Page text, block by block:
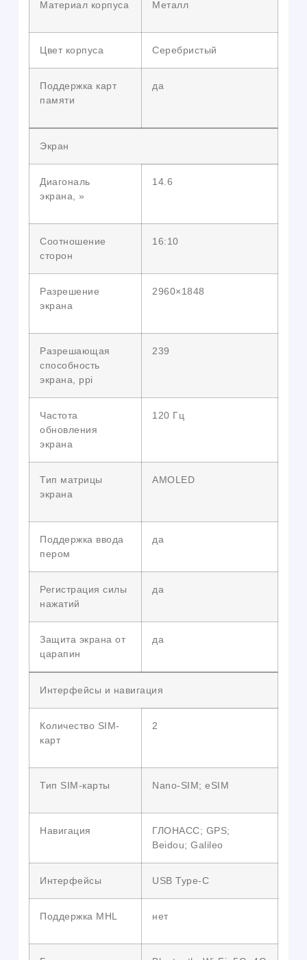
Материал корпуса Металл
Цвет корпуса Серебристый
Поддержка карт
памяти
да
Экран
Диагональ
экрана, »
14.6
Соотношение
сторон
16:10
Разрешение
экрана
2960×1848
Разрешающая
способность
экрана, ppi
239
Частота
обновления
экрана
120 Гц
Тип матрицы
экрана
AMOLED
Поддержка ввода
пером
да
Регистрация силы
нажатий
да
Защита экрана от
царапин
да
Интерфейсы и навигация
Количество SIM-
карт
2
Тип SIM-карты Nano-SIM; eSIM
Навигация
ГЛОНАСС; GPS;
Beidou; Galileo
Интерфейсы USB Type-C
Поддержка MHL нет